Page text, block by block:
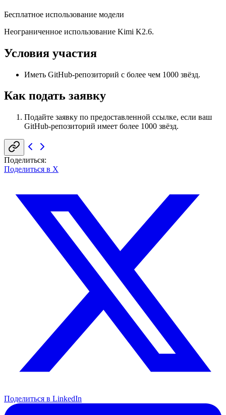
Бесплатное использование модели
Неограниченное использование Kimi K2.6.
Условия участия
Иметь GitHub-репозиторий с более чем 1000 звёзд.
Как подать заявку
Подайте заявку по предоставленной ссылке, если ваш
GitHub-репозиторий имеет более 1000 звёзд.
Поделиться:
Поделиться в X
Поделиться в LinkedIn